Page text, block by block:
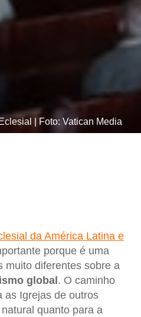
| Foto: Vatican Media
da América Latina e
porque é uma
muito diferentes sobre a
global . O caminho
as Igrejas de outros
quanto para a